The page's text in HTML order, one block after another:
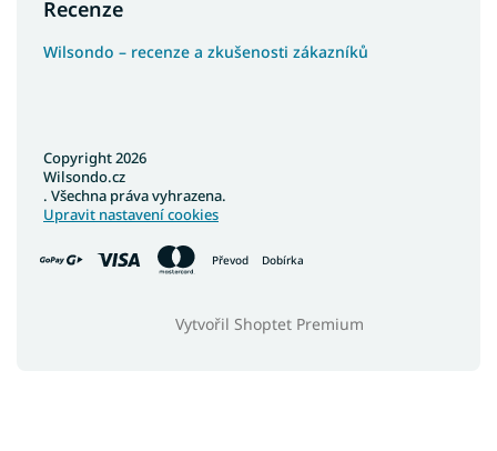
Recenze
Wilsondo – recenze a zkušenosti zákazníků
Převod Dobírka
Vytvořil Shoptet Premium
Copyright 2026
Wilsondo.cz
. Všechna práva vyhrazena.
Upravit nastavení cookies